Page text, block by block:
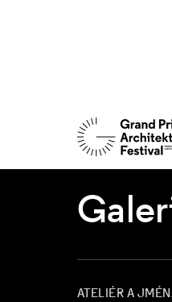
ATELIÉR A